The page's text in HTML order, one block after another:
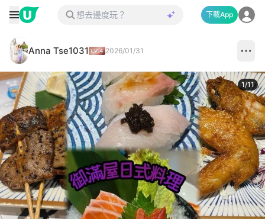
下載App
Anna Tse1031 2026/01/31
1/11